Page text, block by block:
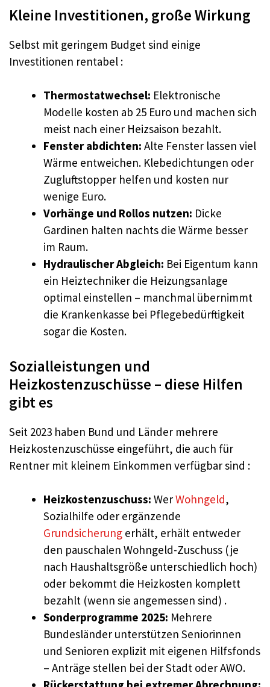
Kleine Investitionen, große Wirkung
Selbst mit geringem Budget sind einige
Investitionen rentabel :
Thermostatwechsel: Elektronische
Modelle kosten ab 25 Euro und machen sich
meist nach einer Heizsaison bezahlt.
Fenster abdichten: Alte Fenster lassen viel
Wärme entweichen. Klebedichtungen oder
Zugluftstopper helfen und kosten nur
wenige Euro.
Vorhänge und Rollos nutzen: Dicke
Gardinen halten nachts die Wärme besser
im Raum.
Hydraulischer Abgleich: Bei Eigentum kann
ein Heiztechniker die Heizungsanlage
optimal einstellen – manchmal übernimmt
die Krankenkasse bei Pflegebedürftigkeit
sogar die Kosten.
Sozialleistungen und
Heizkostenzuschüsse – diese Hilfen
gibt es
Seit 2023 haben Bund und Länder mehrere
Heizkostenzuschüsse eingeführt, die auch für
Rentner mit kleinem Einkommen verfügbar sind :
Heizkostenzuschuss: WerWohngeld,
Sozialhilfe oder ergänzende
Grundsicherung erhält, erhält entweder
den pauschalen Wohngeld-Zuschuss (je
nach Haushaltsgröße unterschiedlich hoch)
oder bekommt die Heizkosten komplett
bezahlt (wenn sie angemessen sind) .
Sonderprogramme 2025: Mehrere
Bundesländer unterstützen Seniorinnen
und Senioren explizit mit eigenen Hilfsfonds
– Anträge stellen bei der Stadt oder AWO.